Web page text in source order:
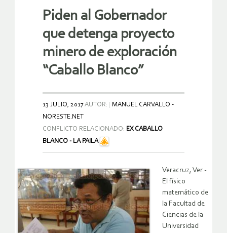
Piden al Gobernador
que detenga proyecto
minero de exploración
“Caballo Blanco”
13 JULIO, 2017AUTOR:
MANUEL CARVALLO -
NORESTE.NET
CONFLICTO RELACIONADO: EX CABALLO
BLANCO - LA PAILA
Veracruz, Ver.-
El físico
matemático de
la Facultad de
Ciencias de la
Universidad